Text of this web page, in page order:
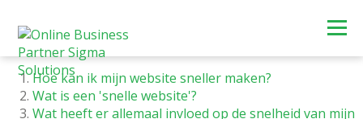
Hoe kan ik mijn website sneller maken?
Wat is een 'snelle website'?
Wat heeft er allemaal invloed op de snelheid van mijn